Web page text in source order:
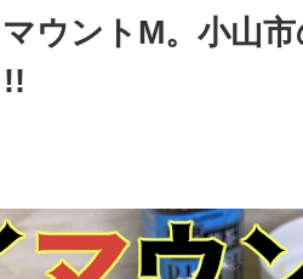
マウントM。小山